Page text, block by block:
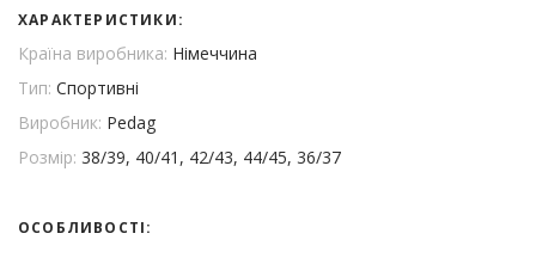
ХАРАКТЕРИСТИКИ:
Країна виробника: Німеччина
Тип: Спортивні
Виробник: Pedag
Розмір: 38/39, 40/41, 42/43, 44/45, 36/37
ОСОБЛИВОСТІ: